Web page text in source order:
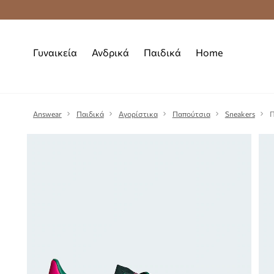
Δωρεάν
Γυναικεία Ανδρικά Παιδικά Home
Answear Παιδικά Αγορίστικα Παπούτσια Sneakers